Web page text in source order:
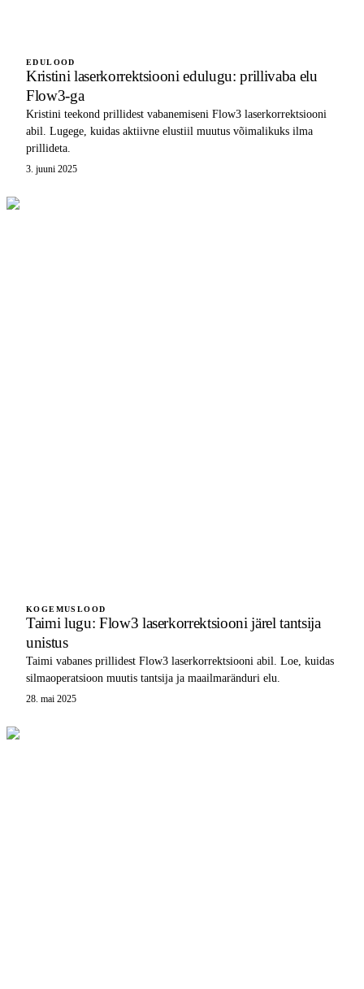
EDULOOD
Kristini laserkorrektsiooni edulugu: prillivaba elu
Flow3-ga
Kristini teekond prillidest vabanemiseni Flow3 laserkorrektsiooni
abil. Lugege, kuidas aktiivne elustiil muutus võimalikuks ilma
prillideta.
3. juuni 2025
KOGEMUSLOOD
Taimi lugu: Flow3 laserkorrektsiooni järel tantsija
unistus
Taimi vabanes prillidest Flow3 laserkorrektsiooni abil. Loe, kuidas
silmaoperatsioon muutis tantsija ja maailmaränduri elu.
28. mai 2025